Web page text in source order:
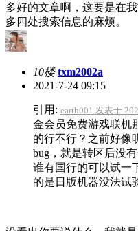
多好的文章啊，这要是在
多四处搜索信息的麻烦。
10楼 txm2002a
2021-7-24 09:15
引用: earth001 发表于
金会员免费游戏联机
的行不行？之前好像
bug，就是转区后没
谁有国行的可以试一
的是日版机器没法试